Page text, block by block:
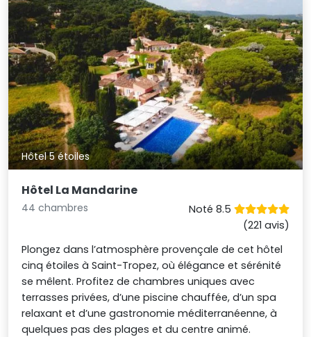
Hôtel 5 étoiles
Hôtel La Mandarine
44 chambres
Noté 8.5
(221 avis)
Plongez dans l’atmosphère provençale de cet hôtel
cinq étoiles à Saint-Tropez, où élégance et sérénité
se mêlent. Profitez de chambres uniques avec
terrasses privées, d’une piscine chauffée, d’un spa
relaxant et d’une gastronomie méditerranéenne, à
quelques pas des plages et du centre animé.